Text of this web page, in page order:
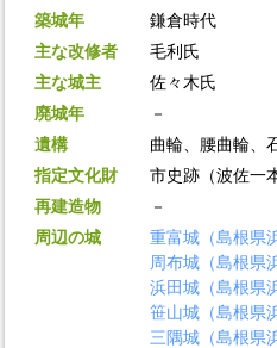
築城年
鎌倉時代
主な改修者
毛利氏
主な城主
佐々木氏
廃城年
－
遺構
曲輪、腰曲輪、
指定文化財
市史跡（波佐一
再建造物
－
周辺の城
重富城（島根県
周布城（島根県
浜田城（島根県
笹山城（島根県
三隅城（島根県